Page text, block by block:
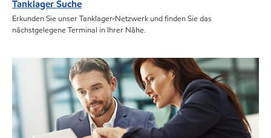
Tanklager Suche
Erkunden Sie unser Tanklager-Netzwerk und finden Sie das
nächstgelegene Terminal in Ihrer Nähe.